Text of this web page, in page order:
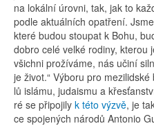
na lokální úrovni, tak, jak to
podle aktuálních opatření.
které budou stoupat k Bohu,
dobro celé velké rodiny, kterou
všichni prožíváme, nás učiní
je život.“ Vý­bo­ru pro
lů is­lá­mu, judais­mu a
ré se při­po­ji­ly k této vý­zvě, je
ce spo­je­ných ná­ro­dů An­to­nio